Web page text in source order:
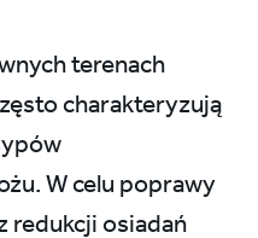
terenach
charakteryzują
W celu poprawy
osiadań